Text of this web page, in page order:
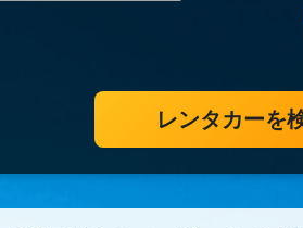
レンタカーを